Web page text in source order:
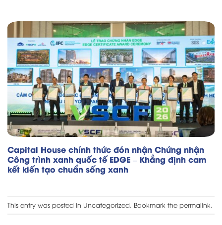
Capital House chính thức đón nhận Chứng nhận
Công trình xanh quốc tế EDGE – Khẳng định cam
kết kiến tạo chuẩn sống xanh
This entry was posted in Uncategorized. Bookmark the permalink.